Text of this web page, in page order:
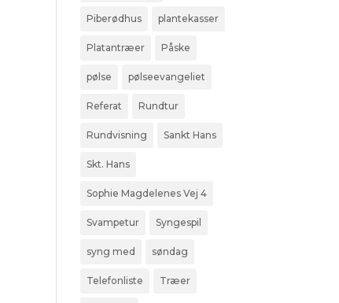
Piberødhus plantekasser
Platantræer Påske
pølse pølseevangeliet
Referat Rundtur
Rundvisning Sankt Hans
Skt. Hans
Sophie Magdelenes Vej 4
Svampetur Syngespil
syng med søndag
Telefonliste Træer